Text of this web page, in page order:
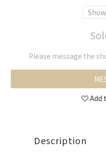
Please message the
Add
Description